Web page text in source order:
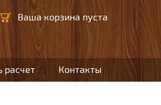
Ваша корзина пуста
расчет Контакты